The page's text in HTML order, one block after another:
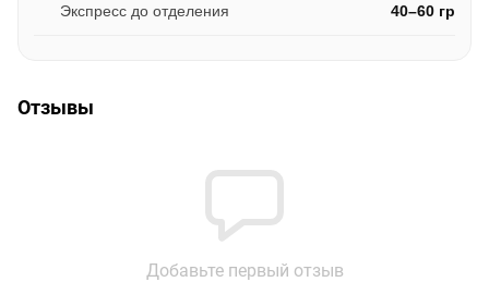
Экспресс до отделения
40–60 гр
Отзывы
Добавьте первый отзыв